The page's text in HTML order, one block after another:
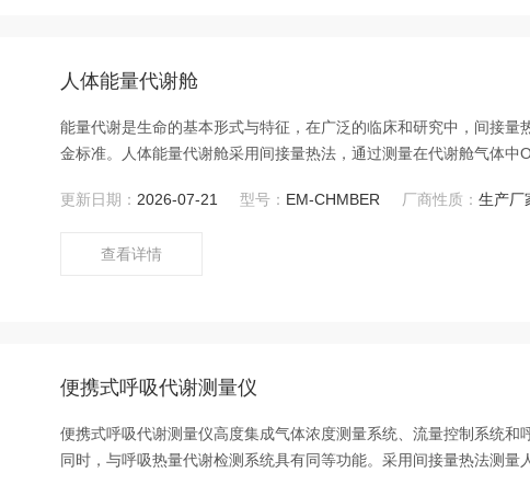
人体能量代谢舱
能量代谢是生命的基本形式与特征，在广泛的临床和研究中，间接量
金标准。人体能量代谢舱采用间接量热法，通过测量在代谢舱气体中
三大供能营养物质(糖、脂肪、蛋白质)消耗速率。
更新日期： 2026-07-21 型号： EM-CHMBER 厂商性质：生产厂
查看详情
便携式呼吸代谢测量仪
便携式呼吸代谢测量仪高度集成气体浓度测量系统、流量控制系统和
同时，与呼吸热量代谢检测系统具有同等功能。采用间接量热法测量